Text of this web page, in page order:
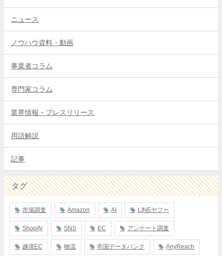
ニュース
ノウハウ資料・動画
事業者コラム
専門家コラム
業界情報・プレスリリース
用語解説
記事
タグ
市場調査 Amazon AI LINEヤフー
Shopify SNS EC アンケート調査
越境EC 物流 帝国データバンク AnyReach